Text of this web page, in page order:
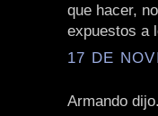
que hacer,
expuestos a
17 DE
Armando